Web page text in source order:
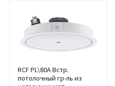
RCF PL\80A Встр.
потолочный гр-ль из